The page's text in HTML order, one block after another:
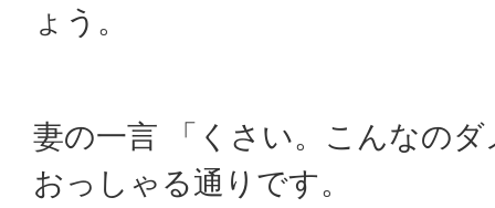
ょう。
妻の一言 「くさい。こんなのダ
おっしゃる通りです。